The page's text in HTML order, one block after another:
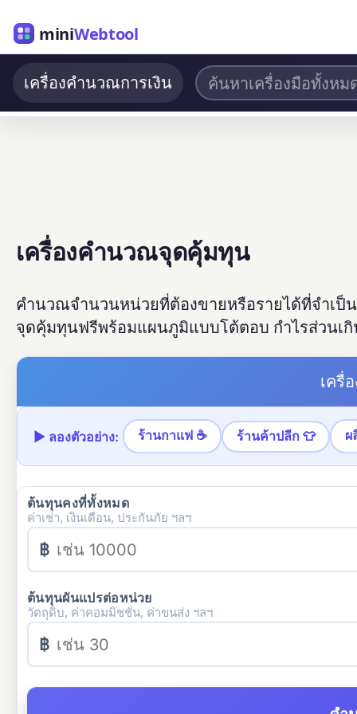
miniWebtool
เครื่องคำนวณการเงิน
เครื่องคำนวณจุดคุ้มทุน
คำนวณจำนวนหน่วยที่ต้องขายหรือรายได้ที่จำเ
จุดคุ้มทุนฟรีพร้อมแผนภูมิแบบโต้ตอบ กำไรส่วนเ
เครื่
▶ ลองตัวอย่าง: ร้านกาแฟ ☕ ร้านค้าปลีก 👕 ผ
ต้นทุนคงที่ทั้งหมด
ค่าเช่า, เงินเดือน, ประกันภัย ฯลฯ
฿
ต้นทุนผันแปรต่อหน่วย
วัตถุดิบ, ค่าคอมมิชชั่น, ค่าขนส่ง ฯลฯ
฿